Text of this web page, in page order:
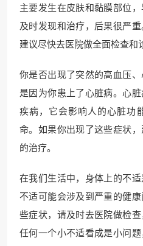
主要发生在皮肤和黏膜部位
及时发现和治疗，后果很严重
建议尽快去医院做全面检查和
你是否出现了突然的高血压
是因为你患上了心脏病。心
疾病，它会影响人的心脏功
命。如果你出现了这些症状
的治疗。
在我们生活中，身体上的不
不适可能会涉及到严重的健
些症状，请及时去医院做检
任何一个小不适看成是小问